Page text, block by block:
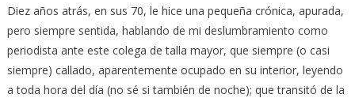
Diez años atrás, en sus 70, le hice una pequeña crónica, apurada,
pero siempre sentida, hablando de mi deslumbramiento como
periodista ante este colega de talla mayor, que siempre (o casi
siempre) callado, aparentemente ocupado en su interior, leyendo
a toda hora del día (no sé si también de noche); que transitó de la